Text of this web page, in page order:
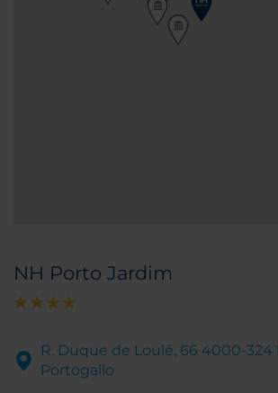
NH Porto Jardim
R. Duque de Loulé, 66 4000-324
Portogallo